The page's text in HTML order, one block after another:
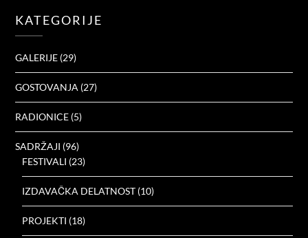
KATEGORIJE
GALERIJE (29)
GOSTOVANJA (27)
RADIONICE (5)
SADRŽAJI (96)
FESTIVALI (23)
IZDAVAČKA DELATNOST (10)
PROJEKTI (18)